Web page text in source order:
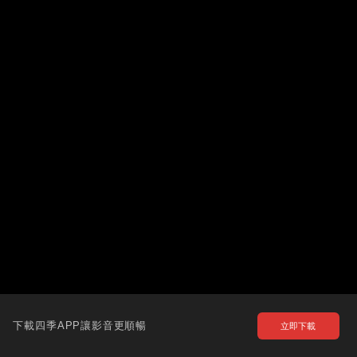
下載四季APP讓影音更順暢 立即下載